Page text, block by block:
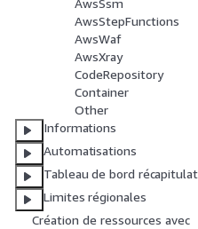
AwsSsm
AwsStepFunctions
AwsWaf
AwsXray
CodeRepository
Container
Other
Informations
Automatisations
Tableau de bord
Limites régionales
Création de ressources avec